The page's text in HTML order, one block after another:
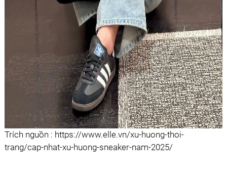
Trích nguồn : https://www.elle.vn/xu-huong-thoi-
trang/cap-nhat-xu-huong-sneaker-nam-2025/